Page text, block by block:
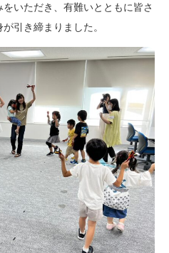
いただき、有難いとともに皆さ
引き締まりました。